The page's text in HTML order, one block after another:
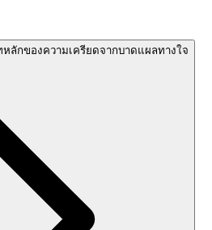
ลักของความเครียดจากบาดแผลทางใจ